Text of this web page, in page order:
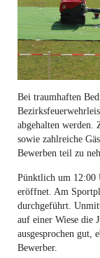
Bei traumhaften
abgehalten werden.
sowie zahlreiche
Bewerben teil zu
Pünktlich um 12:00
eröffnet. Am
durchgeführt.
auf einer Wiese die
ausgesprochen gut,
Bewerber.